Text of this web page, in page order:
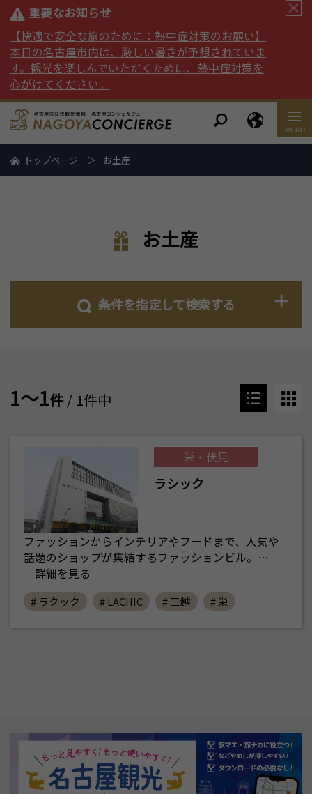
重要なお知らせ
【快適で安全な旅のために：熱中症対策のお願い】
本日の名古屋市内は、厳しい暑さが予想されていま
す。観光を楽しんでいただくために、熱中症対策を
心がけてください。
トップページ お土産
お土産
条件を指定して検索する
1～1件/ 1件中
栄・伏見
ラシック
ファッションからインテリアやフードまで、人気や
話題のショップが集結するファッションビル。…
詳細を見る
# ラクック # LACHIC # 三越 # 栄